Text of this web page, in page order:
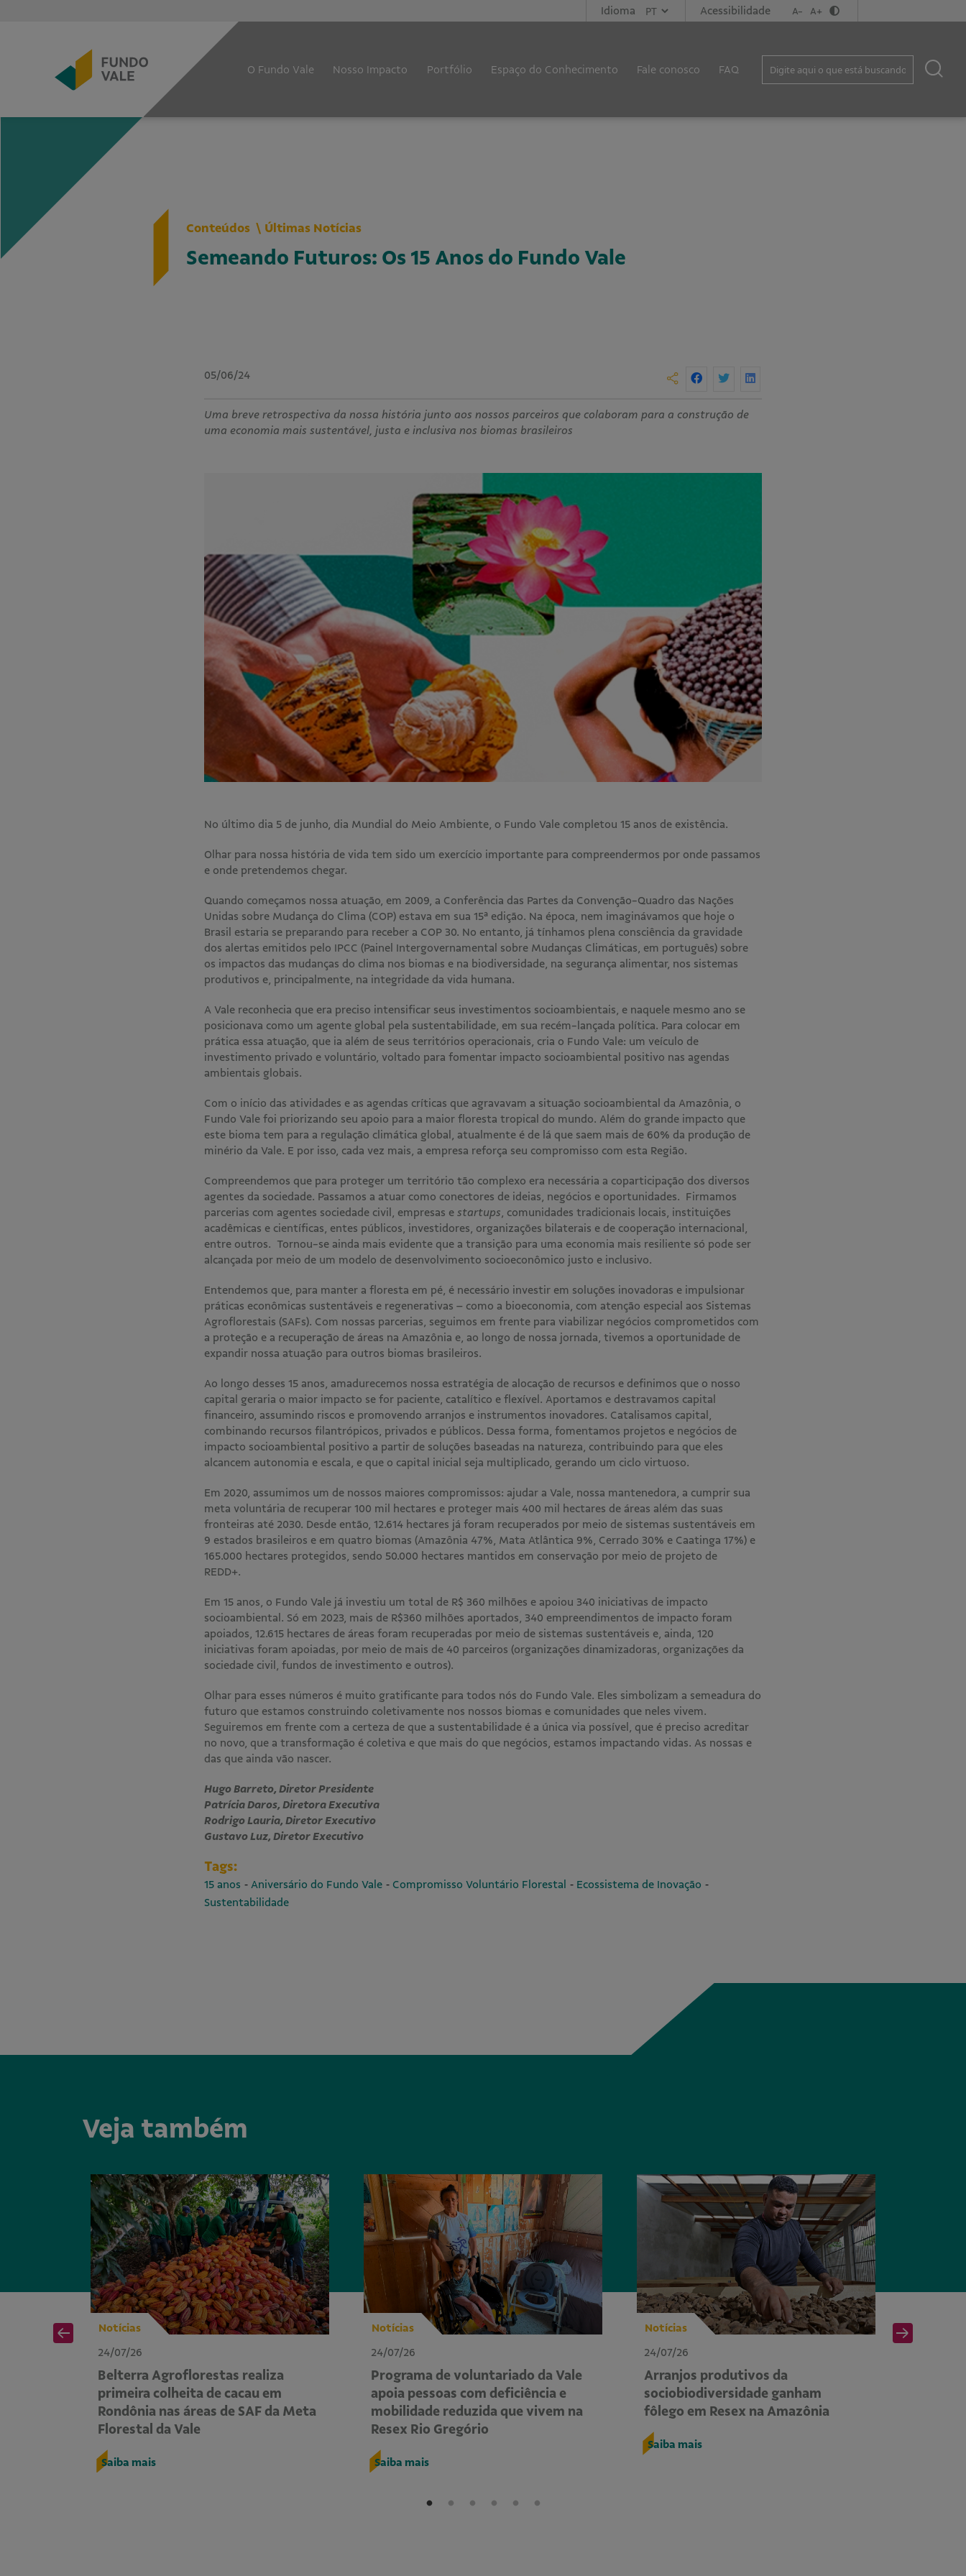
Idioma Acessibilidade A- A+
O Fundo Vale Nosso Impacto Portfólio Espaço do Conhecimento Fale conosco FAQ
Conteúdos Últimas Notícias
Semeando Futuros: Os 15 Anos do Fundo Vale
05/06/24
Uma breve retrospectiva da nossa história junto aos nossos parceiros que colaboram para a construção de
uma economia mais sustentável, justa e inclusiva nos biomas brasileiros
No último dia 5 de junho, dia Mundial do Meio Ambiente, o Fundo Vale completou 15 anos de existência.
Olhar para nossa história de vida tem sido um exercício importante para compreendermos por onde passamos
e onde pretendemos chegar.
Quando começamos nossa atuação, em 2009, a Conferência das Partes da Convenção-Quadro das Nações
Unidas sobre Mudança do Clima (COP) estava em sua 15ª edição. Na época, nem imaginávamos que hoje o
Brasil estaria se preparando para receber a COP 30. No entanto, já tínhamos plena consciência da gravidade
dos alertas emitidos pelo IPCC (Painel Intergovernamental sobre Mudanças Climáticas, em português) sobre
os impactos das mudanças do clima nos biomas e na biodiversidade, na segurança alimentar, nos sistemas
produtivos e, principalmente, na integridade da vida humana.
A Vale reconhecia que era preciso intensificar seus investimentos socioambientais, e naquele mesmo ano se
posicionava como um agente global pela sustentabilidade, em sua recém-lançada política. Para colocar em
prática essa atuação, que ia além de seus territórios operacionais, cria o Fundo Vale: um veículo de
investimento privado e voluntário, voltado para fomentar impacto socioambiental positivo nas agendas
ambientais globais.
Com o início das atividades e as agendas críticas que agravavam a situação socioambiental da Amazônia, o
Fundo Vale foi priorizando seu apoio para a maior floresta tropical do mundo. Além do grande impacto que
este bioma tem para a regulação climática global, atualmente é de lá que saem mais de 60% da produção de
minério da Vale. E por isso, cada vez mais, a empresa reforça seu compromisso com esta Região.
Compreendemos que para proteger um território tão complexo era necessária a coparticipação dos diversos
agentes da sociedade. Passamos a atuar como conectores de ideias, negócios e oportunidades. Firmamos
parcerias com agentes sociedade civil, empresas e startups, comunidades tradicionais locais, instituições
acadêmicas e científicas, entes públicos, investidores, organizações bilaterais e de cooperação internacional,
entre outros. Tornou-se ainda mais evidente que a transição para uma economia mais resiliente só pode ser
alcançada por meio de um modelo de desenvolvimento socioeconômico justo e inclusivo.
Entendemos que, para manter a floresta em pé, é necessário investir em soluções inovadoras e impulsionar
práticas econômicas sustentáveis e regenerativas – como a bioeconomia, com atenção especial aos Sistemas
Agroflorestais (SAFs). Com nossas parcerias, seguimos em frente para viabilizar negócios comprometidos com
a proteção e a recuperação de áreas na Amazônia e, ao longo de nossa jornada, tivemos a oportunidade de
expandir nossa atuação para outros biomas brasileiros.
Ao longo desses 15 anos, amadurecemos nossa estratégia de alocação de recursos e definimos que o nosso
capital geraria o maior impacto se for paciente, catalítico e flexível. Aportamos e destravamos capital
financeiro, assumindo riscos e promovendo arranjos e instrumentos inovadores. Catalisamos capital,
combinando recursos filantrópicos, privados e públicos. Dessa forma, fomentamos projetos e negócios de
impacto socioambiental positivo a partir de soluções baseadas na natureza, contribuindo para que eles
alcancem autonomia e escala, e que o capital inicial seja multiplicado, gerando um ciclo virtuoso.
Em 2020, assumimos um de nossos maiores compromissos: ajudar a Vale, nossa mantenedora, a cumprir sua
meta voluntária de recuperar 100 mil hectares e proteger mais 400 mil hectares de áreas além das suas
fronteiras até 2030. Desde então, 12.614 hectares já foram recuperados por meio de sistemas sustentáveis em
9 estados brasileiros e em quatro biomas (Amazônia 47%, Mata Atlântica 9%, Cerrado 30% e Caatinga 17%) e
165.000 hectares protegidos, sendo 50.000 hectares mantidos em conservação por meio de projeto de
REDD+.
Em 15 anos, o Fundo Vale já investiu um total de R$ 360 milhões e apoiou 340 iniciativas de impacto
socioambiental. Só em 2023, mais de R$360 milhões aportados, 340 empreendimentos de impacto foram
apoiados, 12.615 hectares de áreas foram recuperadas por meio de sistemas sustentáveis e, ainda, 120
iniciativas foram apoiadas, por meio de mais de 40 parceiros (organizações dinamizadoras, organizações da
sociedade civil, fundos de investimento e outros).
Olhar para esses números é muito gratificante para todos nós do Fundo Vale. Eles simbolizam a semeadura do
futuro que estamos construindo coletivamente nos nossos biomas e comunidades que neles vivem.
Seguiremos em frente com a certeza de que a sustentabilidade é a única via possível, que é preciso acreditar
no novo, que a transformação é coletiva e que mais do que negócios, estamos impactando vidas. As nossas e
das que ainda vão nascer.
Hugo Barreto, Diretor Presidente
Patrícia Daros, Diretora Executiva
Rodrigo Lauria, Diretor Executivo
Gustavo Luz, Diretor Executivo
Tags:
15 anos - Aniversário do Fundo Vale - Compromisso Voluntário Florestal - Ecossistema de Inovação -
Sustentabilidade
Veja também
Notícias
24/07/26
Belterra Agroflorestas realiza
primeira colheita de cacau em
Rondônia nas áreas de SAF da Meta
Florestal da Vale
Saiba mais
Notícias
24/07/26
Programa de voluntariado da Vale
apoia pessoas com deficiência e
mobilidade reduzida que vivem na
Resex Rio Gregório
Saiba mais
Notícias
24/07/26
Arranjos produtivos da
sociobiodiversidade ganham
fôlego em Resex na Amazônia
Saiba mais